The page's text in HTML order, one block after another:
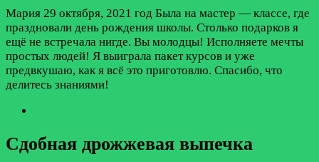
Мария 29 октября, 2021 год Была на мастер — классе, где
праздновали день рождения школы. Столько подарков я
ещё не встречала нигде. Вы молодцы! Исполняете мечты
простых людей! Я выиграла пакет курсов и уже
предвкушаю, как я всё это приготовлю. Спасибо, что
делитесь знаниями!
Сдобная дрожжевая выпечка